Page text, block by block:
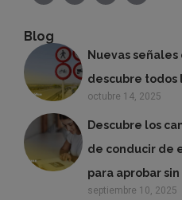
Blog
Nuevas señales
descubre todos
octubre 14, 2025
Descubre los
de conducir de
para aprobar sin
septiembre 10, 2025